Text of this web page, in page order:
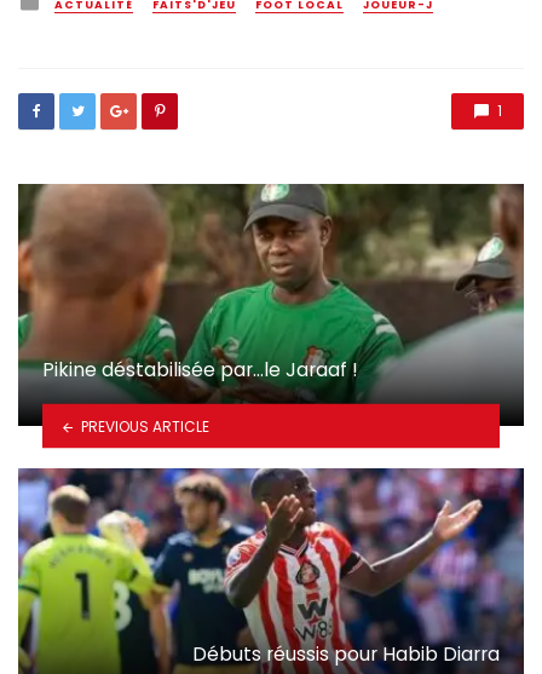
in
ACTUALITÉ FAITS'D'JEU FOOT LOCAL JOUEUR-J
1
Pikine déstabilisée par…le Jaraaf !
PREVIOUS ARTICLE
Débuts réussis pour Habib Diarra